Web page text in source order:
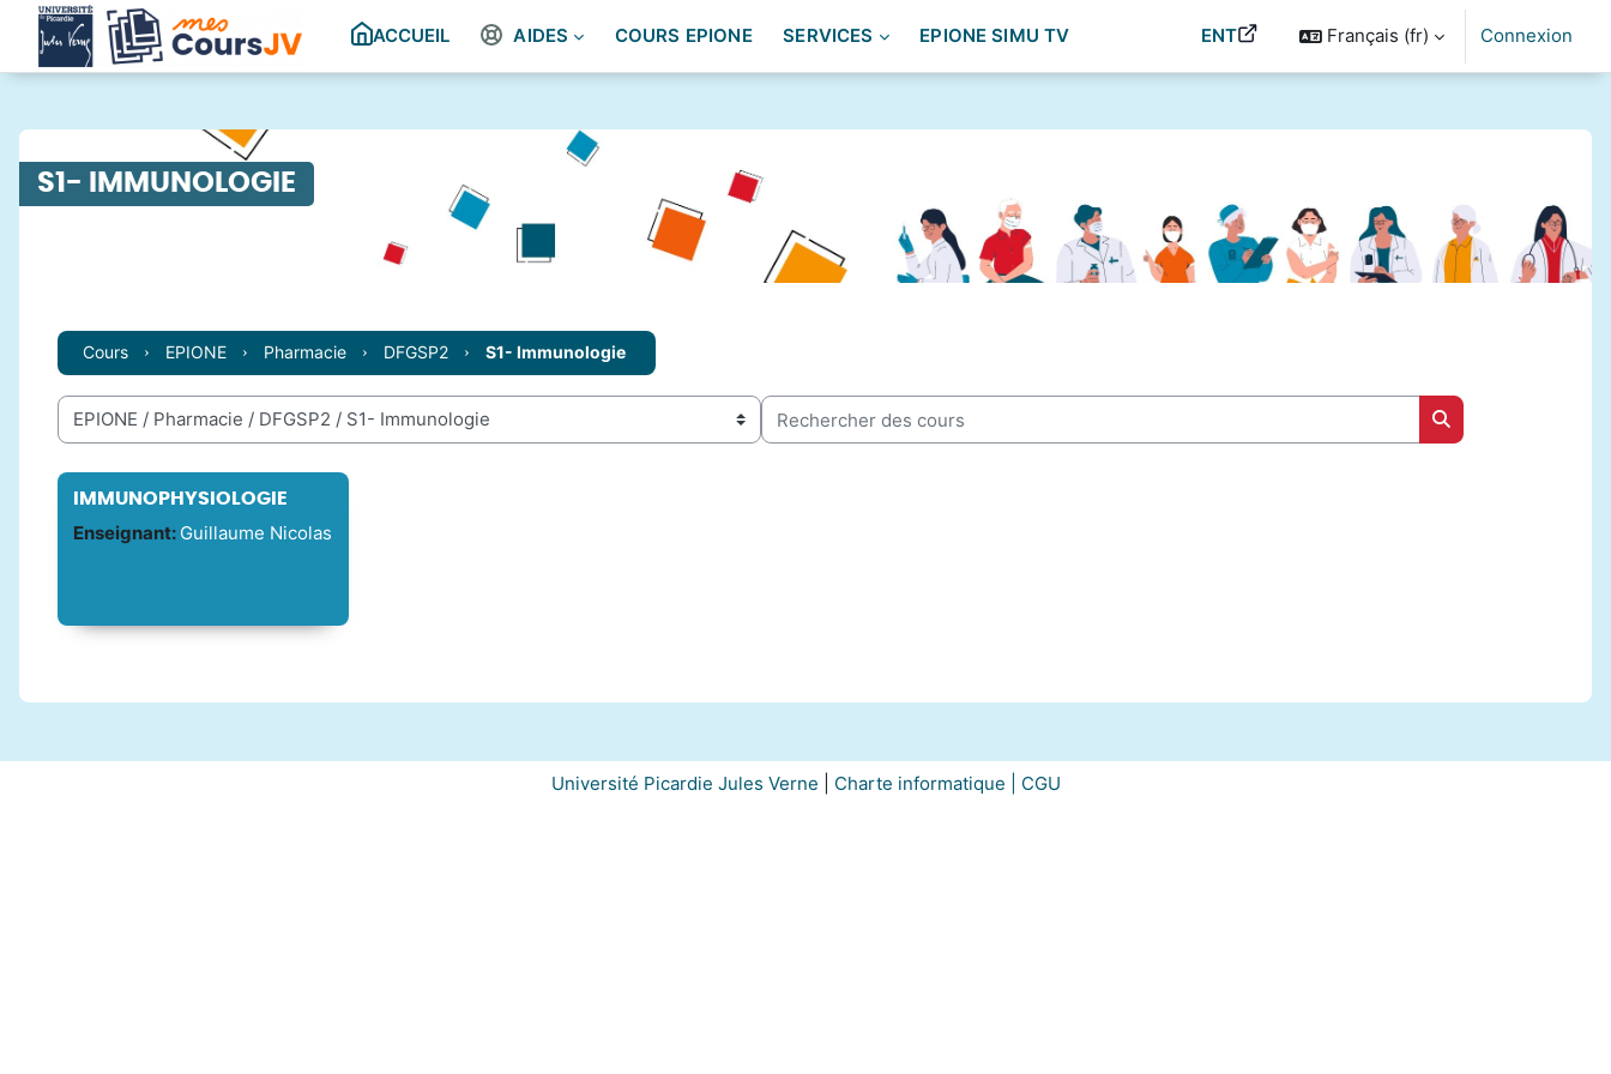
Passer au contenu principal
ACCUEIL
AIDES ENT
COURS EPIONE SERVICES EPIONE SIMU TV Français ‎(fr)‎ Connexion
S1- IMMUNOLOGIE
Cours EPIONE Pharmacie DFGSP2 S1- Immunologie
Catégories de cours
Rechercher des cours
Rechercher des
IMMUNOPHYSIOLOGIE
Enseignant: Guillaume Nicolas
Université Picardie Jules Verne Charte informatique | CGU